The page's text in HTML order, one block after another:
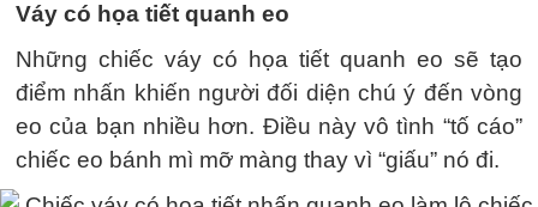
Váy có họa tiết quanh eo
Những chiếc váy có họa tiết quanh eo sẽ tạo
điểm nhấn khiến người đối diện chú ý đến vòng
eo của bạn nhiều hơn. Điều này vô tình “tố cáo”
chiếc eo bánh mì mỡ màng thay vì “giấu” nó đi.